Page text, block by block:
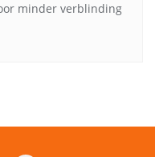
minder verblinding